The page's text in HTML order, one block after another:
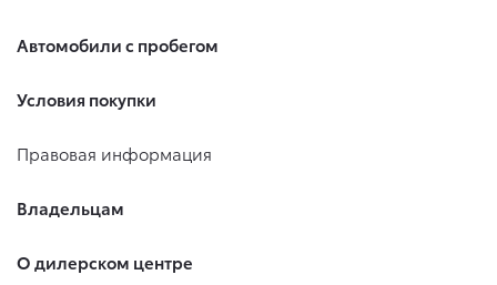
Автомобили с пробегом
Условия покупки
Правовая информация
Владельцам
О дилерском центре